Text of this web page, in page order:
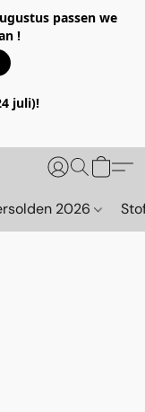
passen we
!
juli)!
2026